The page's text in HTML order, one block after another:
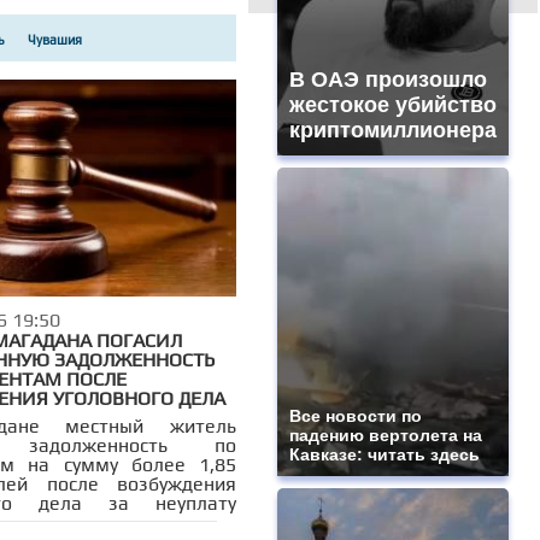
В ОАЭ произошло
жестокое убийство
криптомиллионера
Все новости по
падению вертолета на
Кавказе: читать здесь
области
2026
Дубна
округ Серпухов
Посад
округ Клин
в России
в США
США и Китай
район»
Вологодской области
ГО Красногорск
Чувашия
19:50
ПОГАСИЛ
ЗАДОЛЖЕННОСТЬ
ПОСЛЕ
УГОЛОВНОГО ДЕЛА
местный житель
задолженность по
на сумму более 1,85
после возбуждения
дела за неуплату
содержание детей.